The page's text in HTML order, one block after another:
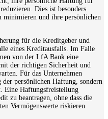
Dies ist besonders
und ihre persönlichen
für die Kreditgeber und
eines Kreditausfalls. Im Falle
von der LfA Bank eine
der richtigen Sicherheit und
Für das Unternehmen
persönlichen Haftung, sondern
Eine Haftungsfreistellung
zu beantragen, ohne dass die
Vermögenswerte riskieren